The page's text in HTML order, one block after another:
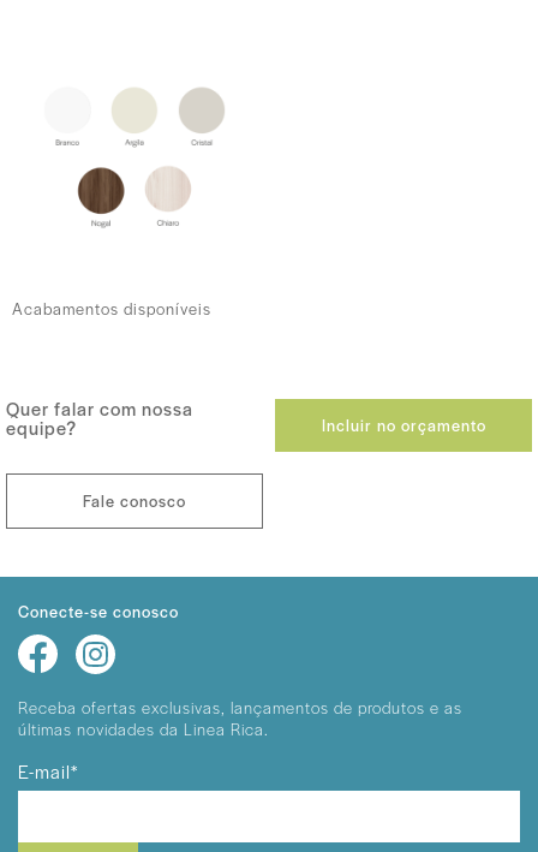
Acabamentos disponíveis
Quer falar com nossa
equipe?
Fale conosco
Incluir no orçamento
Conecte-se conosco
Receba ofertas exclusivas, lançamentos de produtos e as
últimas novidades da Linea Rica.
E-mail*